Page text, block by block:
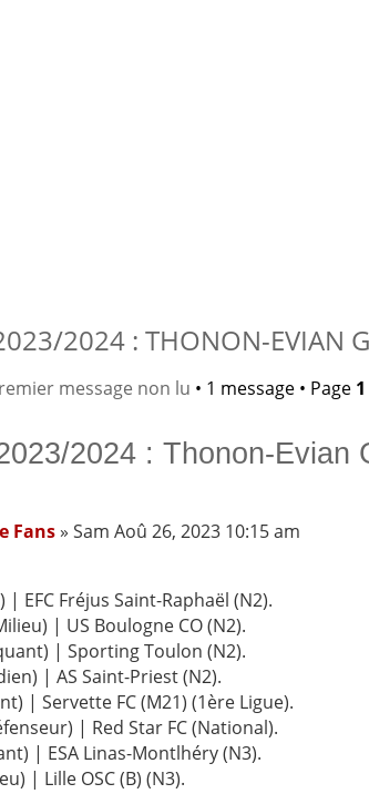
2024 : THONON-EVIAN
message non lu • 1 message • Page 1
2024 : Thonon-Evian
Fans» Sam Aoû 26, 2023 10:15 am
EFC Fréjus Saint-Raphaël (N2).
| US Boulogne CO (N2).
| Sporting Toulon (N2).
| AS Saint-Priest (N2).
| Servette FC (M21) (1ère Ligue).
| Red Star FC (National).
| ESA Linas-Montlhéry (N3).
| Lille OSC (B) (N3).